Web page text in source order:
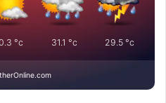
°c 31.1 °c 29.5 °c